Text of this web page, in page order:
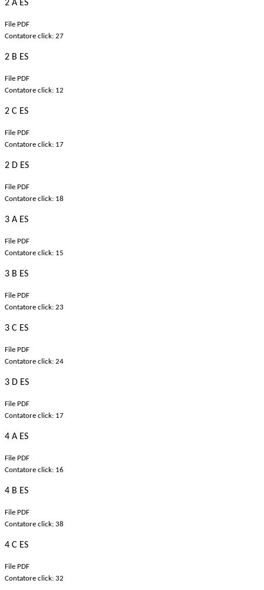
2 A ES
File PDF
Contatore click: 27
2 B ES
File PDF
Contatore click: 12
2 C ES
File PDF
Contatore click: 17
2 D ES
File PDF
Contatore click: 18
3 A ES
File PDF
Contatore click: 15
3 B ES
File PDF
Contatore click: 23
3 C ES
File PDF
Contatore click: 24
3 D ES
File PDF
Contatore click: 17
4 A ES
File PDF
Contatore click: 16
4 B ES
File PDF
Contatore click: 38
4 C ES
File PDF
Contatore click: 32